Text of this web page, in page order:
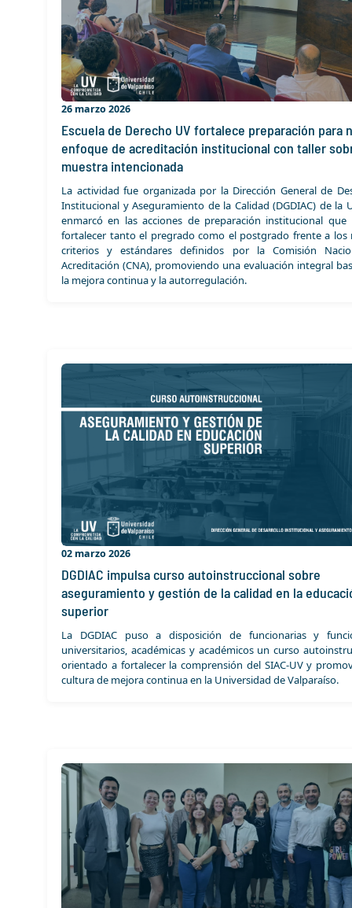
26 marzo 2026
Escuela de Derecho UV fortalece preparación para
enfoque de acreditación institucional con taller
muestra intencionada
La actividad fue organizada por la Dirección General de
Institucional y Aseguramiento de la Calidad (DGDIAC) de la
enmarcó en las acciones de preparación institucional que
fortalecer tanto el pregrado como el postgrado frente a los
criterios y estándares definidos por la Comisión
Acreditación (CNA), promoviendo una evaluación integral
la mejora continua y la autorregulación.
02 marzo 2026
DGDIAC impulsa curso autoinstruccional sobre
aseguramiento y gestión de la calidad en la
superior
La DGDIAC puso a disposición de funcionarias y
universitarios, académicas y académicos un curso
orientado a fortalecer la comprensión del SIAC-UV y
cultura de mejora continua en la Universidad de Valparaíso.